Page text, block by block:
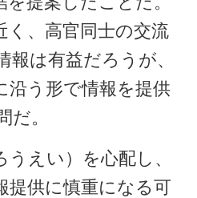
く、高官同士の交流
報は有益だろうが、
沿う形で情報を提供
だ。
えい）を心配し、
提供に慎重になる可